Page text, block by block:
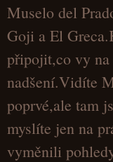
Muselo del
Goji a El
připojit,co vy na
nadšení.Vidíte
poprvé,ale tam
myslíte jen na
vyměnili